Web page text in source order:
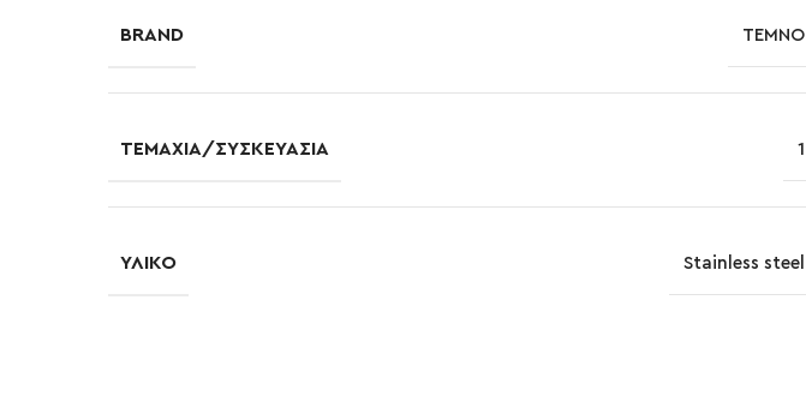
BRAND TEMNO
ΤΕΜΆΧΙΑ/ΣΥΣΚΕΥΑΣΊΑ 1
ΥΛΙΚΌ Stainless steel